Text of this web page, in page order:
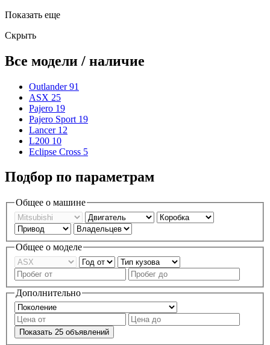
Показать еще
Скрыть
Все модели / наличие
Outlander 91
ASX 25
Pajero 19
Pajero Sport 19
Lancer 12
L200 10
Eclipse Cross 5
Подбор по параметрам
Общее о машине
Общее о моделе
Дополнительно
Показать 25 объявлений